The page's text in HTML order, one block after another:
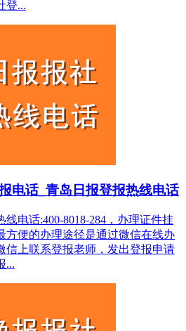
登...
电话_青岛日报登报热线电话
电话:400-8018-284，办理证件挂
方便的办理途径是通过微信在线办
信上联系登报老师，发出登报申请
...